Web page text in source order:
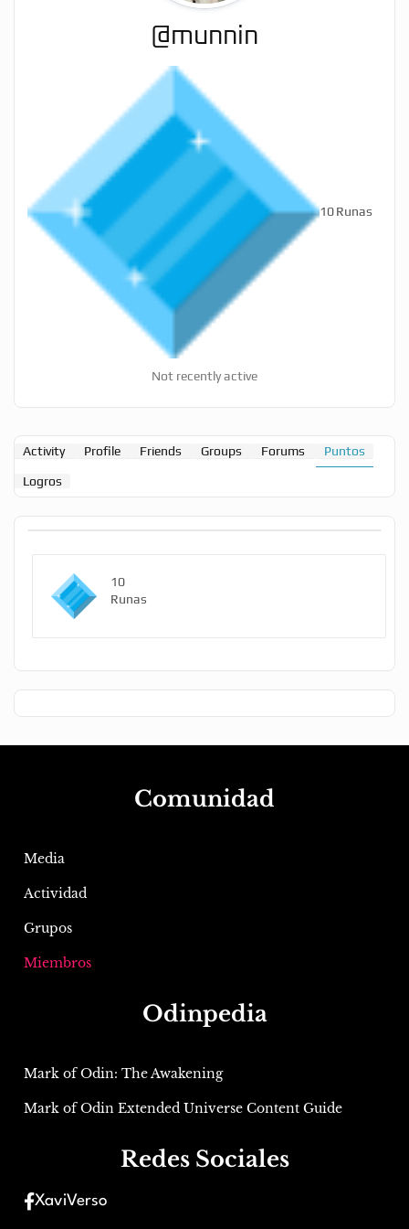
@munnin
10Runas
Not recently active
Activity Profile Friends Groups Forums Puntos
Logros
10
Runas
Comunidad
Media
Actividad
Grupos
Miembros
Odinpedia
Mark of Odin: The Awakening
Mark of Odin Extended Universe Content Guide
Redes Sociales
XaviVerso